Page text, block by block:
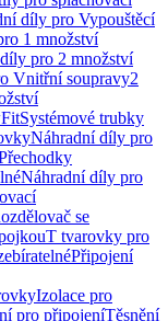
díly pro Vypouštěcí
1 množství
pro 2 množství
Vnitřní soupravy2
Systémové trubky
Náhradní díly pro
Náhradní díly pro
se
T tvarovky pro
Připojení
Izolace pro
pro připojeníTěsnění